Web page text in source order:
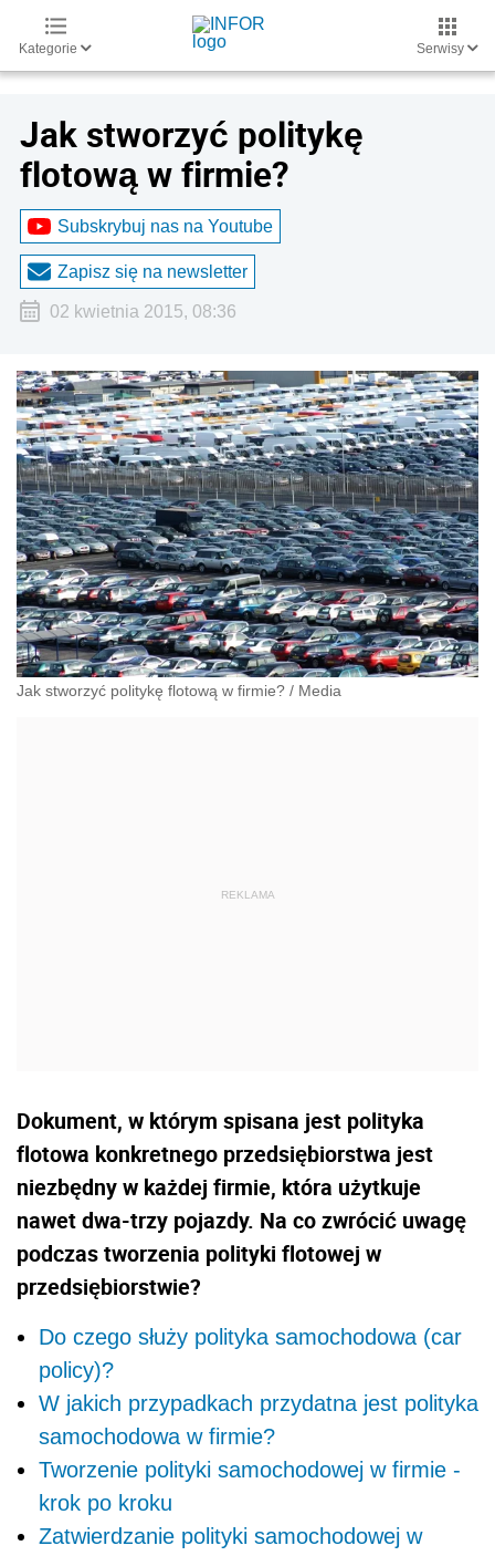
Kategorie Serwisy
Jak stworzyć politykę
flotową w firmie?
Subskrybuj nas na Youtube
Zapisz się na newsletter
02 kwietnia 2015, 08:36
Jak stworzyć politykę flotową w firmie? / Media
Dokument, w którym spisana jest polityka
flotowa konkretnego przedsiębiorstwa jest
niezbędny w każdej firmie, która użytkuje
nawet dwa-trzy pojazdy. Na co zwrócić uwagę
podczas tworzenia polityki flotowej w
przedsiębiorstwie?
Do czego służy polityka samochodowa (car
policy)?
W jakich przypadkach przydatna jest polityka
samochodowa w firmie?
Tworzenie polityki samochodowej w firmie -
krok po kroku
Zatwierdzanie polityki samochodowej w